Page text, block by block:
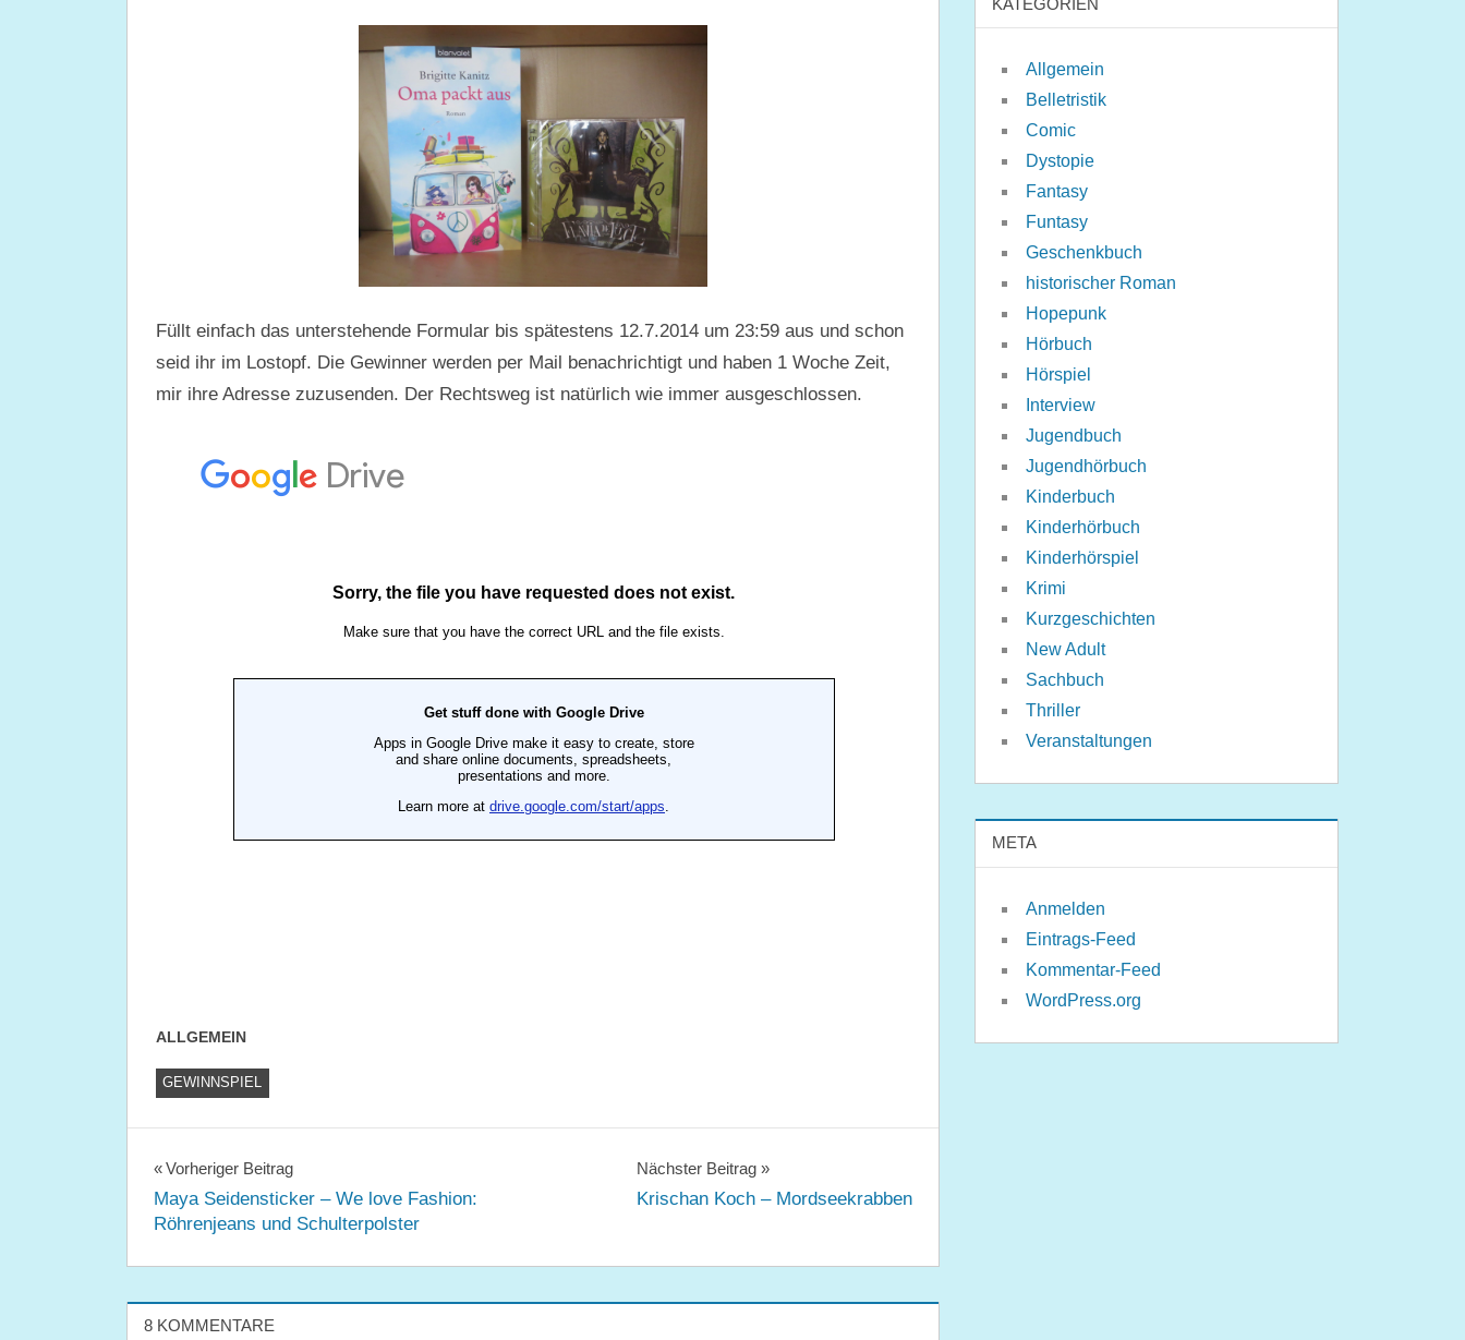
Füllt einfach das unterstehende Formular bis spätestens 12.7.2014 um 23:59 aus und schon
seid ihr im Lostopf. Die Gewinner werden per Mail benachrichtigt und haben 1 Woche Zeit,
mir ihre Adresse zuzusenden. Der Rechtsweg ist natürlich wie immer ausgeschlossen.
ALLGEMEIN
GEWINNSPIEL
Beitragsnavigation
Vorheriger Beitrag
Maya Seidensticker – We love Fashion:
Röhrenjeans und Schulterpolster
Nächster Beitrag
Krischan Koch – Mordseekrabben
8 KOMMENTARE
Allgemein
Belletristik
Comic
Dystopie
Fantasy
Funtasy
Geschenkbuch
historischer Roman
Hopepunk
Hörbuch
Hörspiel
Interview
Jugendbuch
Jugendhörbuch
Kinderbuch
Kinderhörbuch
Kinderhörspiel
Krimi
Kurzgeschichten
New Adult
Sachbuch
Thriller
Veranstaltungen
META
Anmelden
Eintrags-Feed
Kommentar-Feed
WordPress.org